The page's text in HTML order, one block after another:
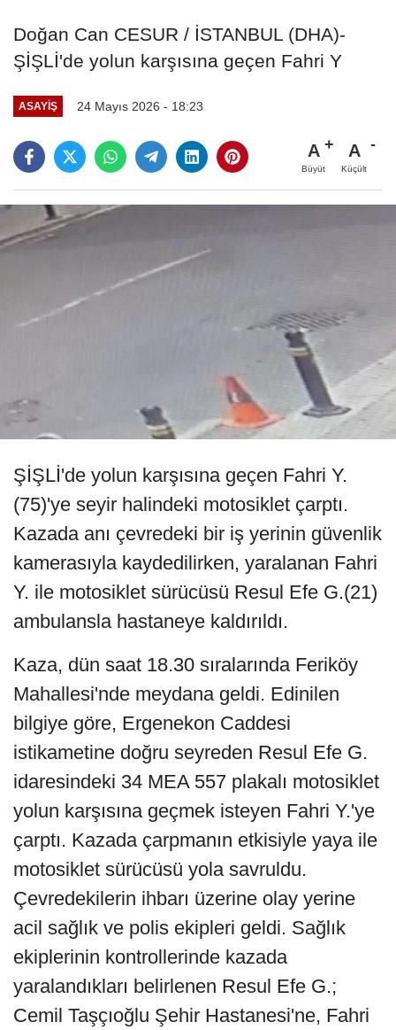
Doğan Can CESUR / İSTANBUL (DHA)-
ŞİŞLİ'de yolun karşısına geçen Fahri Y
ASAYIŞ 24 Mayıs 2026 - 18:23
A
Büyüt
A
Küçült
ŞİŞLİ'de yolun karşısına geçen Fahri Y.
(75)'ye seyir halindeki motosiklet çarptı.
Kazada anı çevredeki bir iş yerinin güvenlik
kamerasıyla kaydedilirken, yaralanan Fahri
Y. ile motosiklet sürücüsü Resul Efe G.(21)
ambulansla hastaneye kaldırıldı.
Kaza, dün saat 18.30 sıralarında Feriköy
Mahallesi'nde meydana geldi. Edinilen
bilgiye göre, Ergenekon Caddesi
istikametine doğru seyreden Resul Efe G.
idaresindeki 34 MEA 557 plakalı motosiklet
yolun karşısına geçmek isteyen Fahri Y.'ye
çarptı. Kazada çarpmanın etkisiyle yaya ile
motosiklet sürücüsü yola savruldu.
Çevredekilerin ihbarı üzerine olay yerine
acil sağlık ve polis ekipleri geldi. Sağlık
ekiplerinin kontrollerinde kazada
yaralandıkları belirlenen Resul Efe G.;
Cemil Taşçıoğlu Şehir Hastanesi'ne, Fahri